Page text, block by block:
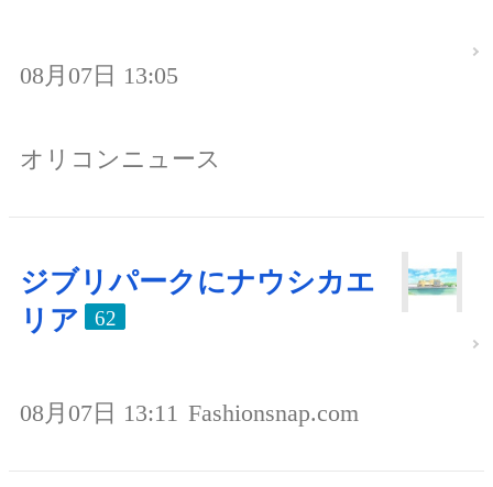
08月07日 13:05
オリコンニュース
ジブリパークにナウシカエ
リア
62
08月07日 13:11 Fashionsnap.com